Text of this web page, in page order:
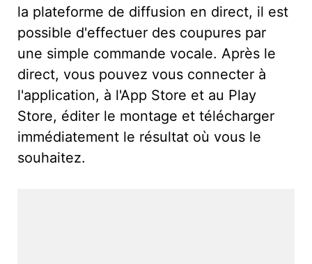
la plateforme de diffusion en direct, il est
possible d'effectuer des coupures par
une simple commande vocale. Après le
direct, vous pouvez vous connecter à
l'application, à l'App Store et au Play
Store, éditer le montage et télécharger
immédiatement le résultat où vous le
souhaitez.